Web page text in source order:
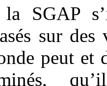
la SGAP
sur
peut et